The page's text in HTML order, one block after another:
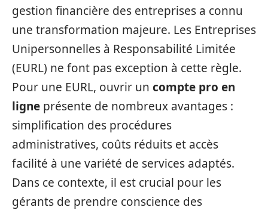
gestion financière des entreprises a connu
une transformation majeure. Les Entreprises
Unipersonnelles à Responsabilité Limitée
(EURL) ne font pas exception à cette règle.
Pour une EURL, ouvrir un compte pro en
ligne présente de nombreux avantages :
simplification des procédures
administratives, coûts réduits et accès
facilité à une variété de services adaptés.
Dans ce contexte, il est crucial pour les
gérants de prendre conscience des